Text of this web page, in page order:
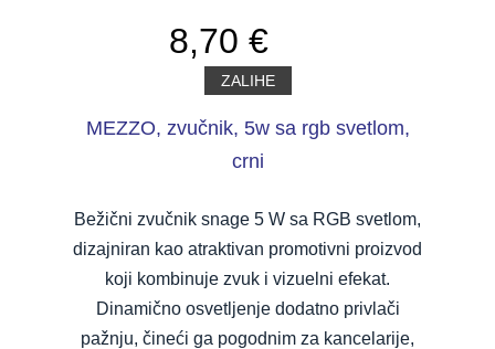
8,70 €
ZALIHE
MEZZO, zvučnik, 5w sa rgb svetlom,
crni
Bežični zvučnik snage 5 W sa RGB svetlom,
dizajniran kao atraktivan promotivni proizvod
koji kombinuje zvuk i vizuelni efekat.
Dinamično osvetljenje dodatno privlači
pažnju, čineći ga pogodnim za kancelarije,